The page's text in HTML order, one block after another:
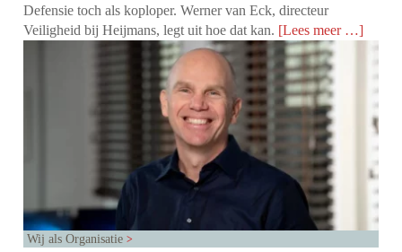
Defensie toch als koploper. Werner van Eck, directeur
Veiligheid bij Heijmans, legt uit hoe dat kan. [Lees meer …]
Wij als Organisatie